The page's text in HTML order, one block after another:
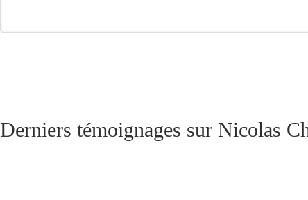
Derniers témoignages sur Nicolas